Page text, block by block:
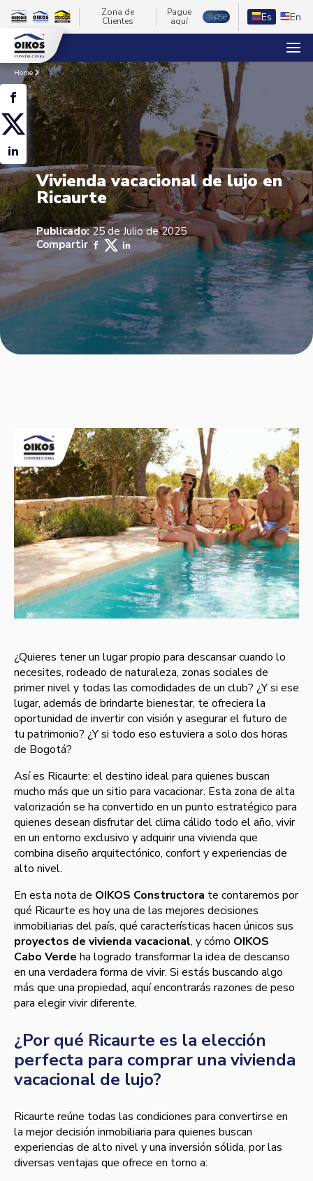
Zona de
Clientes
Pague
aquí
Es En
Home
Vivienda vacacional de lujo en
Ricaurte
Publicado:25 de Julio de 2025
Compartir
¿Quieres tener un lugar propio para descansar cuando lo
necesites, rodeado de naturaleza, zonas sociales de
primer nivel y todas las comodidades de un club? ¿Y si ese
lugar, además de brindarte bienestar, te ofreciera la
oportunidad de invertir con visión y asegurar el futuro de
tu patrimonio? ¿Y si todo eso estuviera a solo dos horas
de Bogotá?
Así es Ricaurte: el destino ideal para quienes buscan
mucho más que un sitio para vacacionar. Esta zona de alta
valorización se ha convertido en un punto estratégico para
quienes desean disfrutar del clima cálido todo el año, vivir
en un entorno exclusivo y adquirir una vivienda que
combina diseño arquitectónico, confort y experiencias de
alto nivel.
En esta nota de OIKOS Constructora te contaremos por
qué Ricaurte es hoy una de las mejores decisiones
inmobiliarias del país, qué características hacen únicos sus
proyectos de vivienda vacacional, y cómo OIKOS
Cabo Verde ha logrado transformar la idea de descanso
en una verdadera forma de vivir. Si estás buscando algo
más que una propiedad, aquí encontrarás razones de peso
para elegir vivir diferente.
¿Por qué Ricaurte es la elección
perfecta para comprar una vivienda
vacacional de lujo?
Ricaurte reúne todas las condiciones para convertirse en
la mejor decisión inmobiliaria para quienes buscan
experiencias de alto nivel y una inversión sólida, por las
diversas ventajas que ofrece en torno a: